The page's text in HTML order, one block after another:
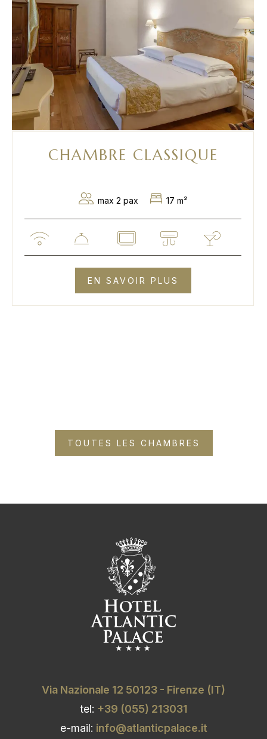
CHAMBRE CLASSIQUE
max 2 pax 17 m²
EN SAVOIR PLUS
TOUTES LES CHAMBRES
Via Nazionale 12 50123 - Firenze (IT)
tel: +39 (055) 213031
e-mail: info@atlanticpalace.it